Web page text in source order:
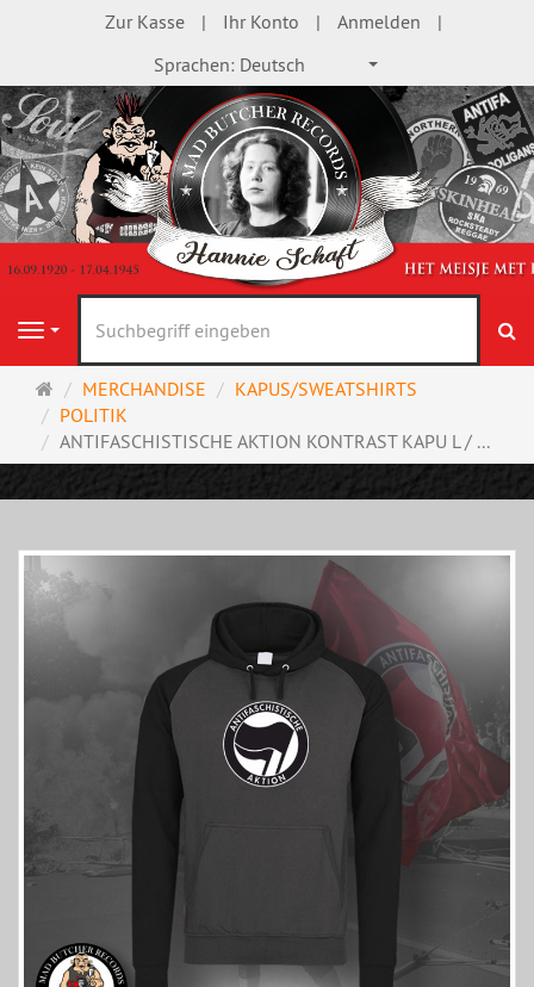
Zur Kasse Ihr Konto
Anmelden
Sprachen: Deutsch
Navigation
Startseite
MERCHANDISE
KAPUS/SWEATSHIRTS
POLITIK
ANTIFASCHISTISCHE AKTION KONTRAST KAPU L / ...